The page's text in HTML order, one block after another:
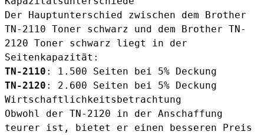
Der Hauptunterschied zwischen dem Brother
TN-2110 Toner schwarz und dem Brother TN-
2120 Toner schwarz liegt in der
Seitenkapazität:
TN-2110 : 1.500 Seiten bei 5% Deckung
TN-2120 : 2.600 Seiten bei 5% Deckung
Wirtschaftlichkeitsbetrachtung
Obwohl der TN-2120 in der Anschaffung
teurer ist, bietet er einen besseren Preis